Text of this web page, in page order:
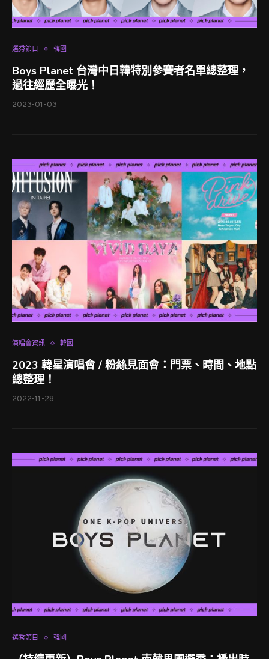
選秀節目 韓國
Boys Planet 台灣中日韓特別參賽者名單總整理，
過往經歷全曝光！
2023-01-03
演唱會資訊 韓國
2023 韓星演唱會 / 粉絲見面會：門票、時間、地點
總整理！
2022-11-28
選秀節目 韓國